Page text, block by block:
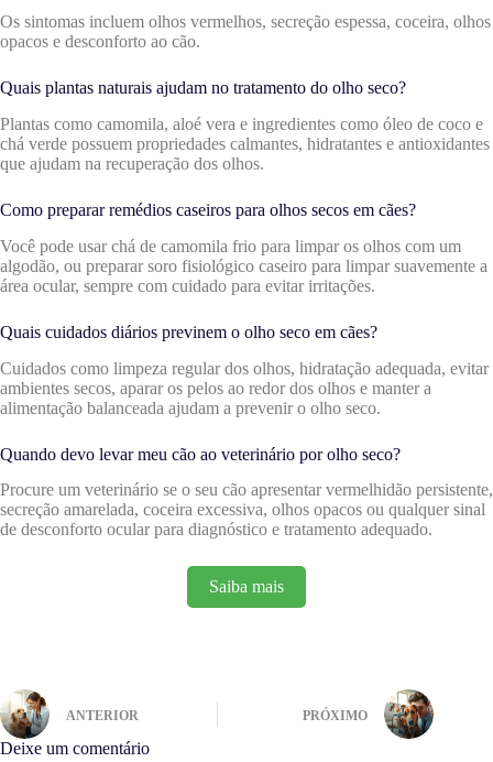
Os sintomas incluem olhos vermelhos, secreção espessa, coceira, olhos
opacos e desconforto ao cão.
Quais plantas naturais ajudam no tratamento do olho seco?
Plantas como camomila, aloé vera e ingredientes como óleo de coco e
chá verde possuem propriedades calmantes, hidratantes e antioxidantes
que ajudam na recuperação dos olhos.
Como preparar remédios caseiros para olhos secos em cães?
Você pode usar chá de camomila frio para limpar os olhos com um
algodão, ou preparar soro fisiológico caseiro para limpar suavemente a
área ocular, sempre com cuidado para evitar irritações.
Quais cuidados diários previnem o olho seco em cães?
Cuidados como limpeza regular dos olhos, hidratação adequada, evitar
ambientes secos, aparar os pelos ao redor dos olhos e manter a
alimentação balanceada ajudam a prevenir o olho seco.
Quando devo levar meu cão ao veterinário por olho seco?
Procure um veterinário se o seu cão apresentar vermelhidão persistente,
secreção amarelada, coceira excessiva, olhos opacos ou qualquer sinal
de desconforto ocular para diagnóstico e tratamento adequado.
Saiba mais
ANTERIOR PRÓXIMO
Deixe um comentário